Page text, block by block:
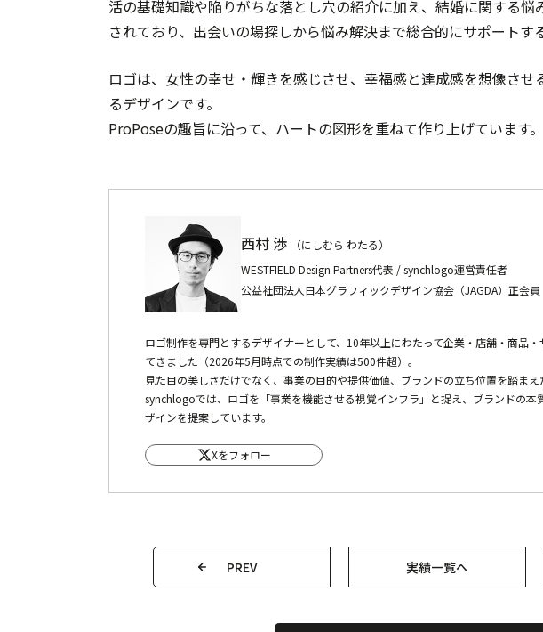
活の基礎知識や陥りがちな落とし穴の紹介に加え、結婚に関する悩
されており、出会いの場探しから悩み解決まで総合的にサポートす
ロゴは、女性の幸せ・輝きを感じさせ、幸福感と達成感を想像させ
るデザインです。
ProPoseの趣旨に沿って、ハートの図形を重ねて作り上げています。
西村 渉
（にしむら わたる）
WESTFIELD Design Partners代表 / synchlogo運営責任者
公益社団法人日本グラフィックデザイン協会（JAGDA）正会員
ロゴ制作を専門とするデザイナーとして、10年以上にわたって企業・店舗・商品
てきました（2026年5月時点での制作実績は500件超）。
見た目の美しさだけでなく、事業の目的や提供価値、ブランドの立ち位置を踏まえ
synchlogoでは、ロゴを「事業を機能させる視覚インフラ」と捉え、ブランドの本
ザインを提案しています。
Xをフォロー
PREV 実績一覧へ